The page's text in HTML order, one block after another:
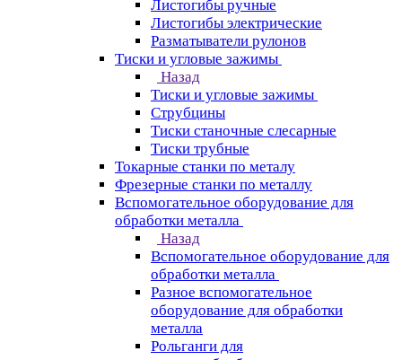
Листогибы ручные
Листогибы электрические
Разматыватели рулонов
Тиски и угловые зажимы
Назад
Тиски и угловые зажимы
Струбцины
Тиски станочные слесарные
Тиски трубные
Токарные станки по металу
Фрезерные станки по металлу
Вспомогательное оборудование для
обработки металла
Назад
Вспомогательное оборудование для
обработки металла
Разное вспомогательное
оборудование для обработки
металла
Рольганги для